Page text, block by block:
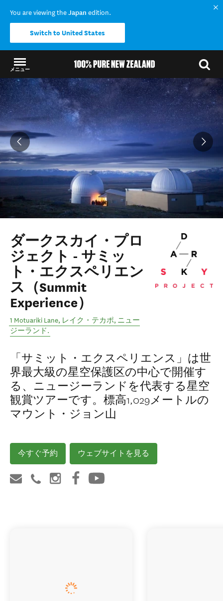
You are viewing theJapan edition.
Switch to United States
メニュー
結果に戻る
ダークスカイ・プロ
ジェクト - サミッ
ト・エクスペリエン
ス（Summit
Experience）
1 Motuariki Lane, レイク・テカポ, ニュー
ジーランド.
「サミット・エクスペリエンス」は世
界最大級の星空保護区の中心で開催す
る、ニュージーランドを代表する星空
観賞ツアーです。標高1,029メートルの
マウント・ジョン山
今すぐ予約 ウェブサイトを見る